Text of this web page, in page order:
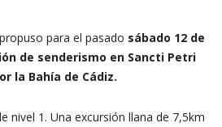
para el pasado sábado 12 de
de senderismo en Sancti Petri
la Bahía de Cádiz.
nivel 1. Una excursión llana de 7,5km